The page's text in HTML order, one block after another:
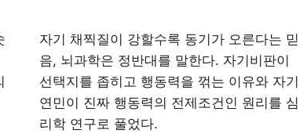
자기 채찍질이 강할수록 동기가 오른다는 믿
음, 뇌과학은 정반대를 말한다. 자기비판이
선택지를 좁히고 행동력을 꺾는 이유와 자기
연민이 진짜 행동력의 전제조건인 원리를 심
리학 연구로 풀었다.